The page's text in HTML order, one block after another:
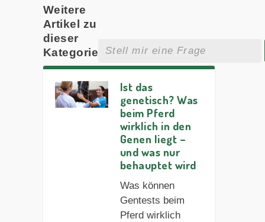
Weitere
Artikel zu
dieser
Kategorie
Ist das
genetisch? Was
beim Pferd
wirklich in den
Genen liegt –
und was nur
behauptet wird
Was können
Gentests beim
Pferd wirklich